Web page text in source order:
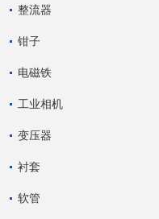
整流器
钳子
电磁铁
工业相机
变压器
衬套
软管